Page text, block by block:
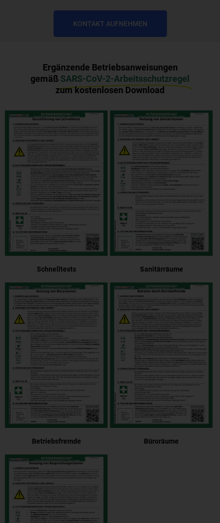
KONTAKT AUFNEHMEN
Ergänzende Betriebsanweisungen
gemäß SARS-CoV-2-Arbeitsschutzregel
zum kostenlosen Download
Schnelltests Sanitärräume
Betriebsfremde Büroräume